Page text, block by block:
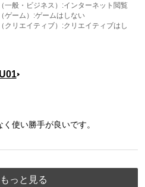
一般・ビジネス）:インターネット閲覧
ゲーム）:ゲームはしない
クリエイティブ）:クリエイティブはし
使い勝手が良いです。
もっと見る